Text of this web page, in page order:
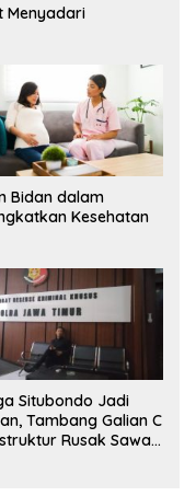
Menyadari
Bidan dalam
Kesehatan
Situbondo Jadi
Tambang Galian C
Rusak Sawah